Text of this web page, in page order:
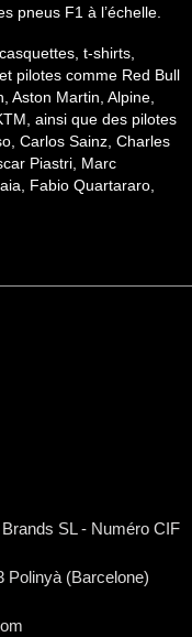
pneus F1 à l’échelle.
t-shirts,
pilotes comme Red Bull
Aston Martin, Alpine,
ainsi que des pilotes
Carlos Sainz, Charles
Piastri, Marc
Fabio Quartararo,
SL- Numéro CIF
Polinyà (Barcelone)